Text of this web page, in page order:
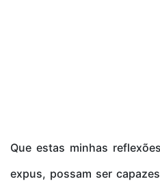
Que estas minhas
expus, possam ser